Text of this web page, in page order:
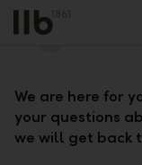
Alerts.Headline
k
B
u
We are here for
your questions
we will get back